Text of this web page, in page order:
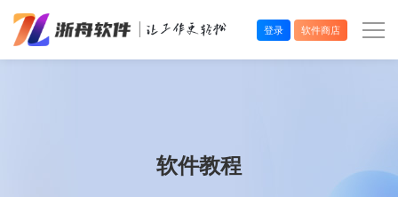
登录 软件商店
软件教程